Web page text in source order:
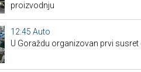
proizvodnju
12:45 Auto
U Goraždu organizovan prvi susret